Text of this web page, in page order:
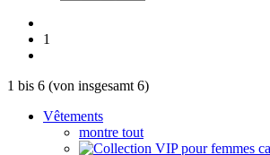
1
1 bis 6 (von insgesamt 6)
Vêtements
montre tout